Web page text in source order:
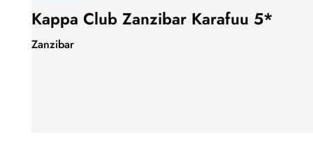
Kappa Club Zanzibar Karafuu 5*
Zanzibar